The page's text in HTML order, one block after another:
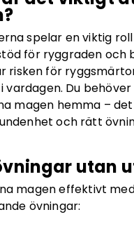
spelar en viktig
för ryggraden och
risken för
vardagen. Du
magen hemma –
och rätt
utan
magen effektivt
övningar: